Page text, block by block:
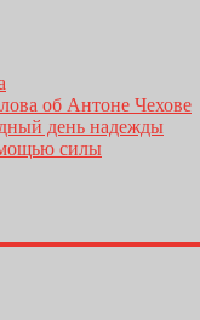
об Антоне Чехове
день надежды
силы